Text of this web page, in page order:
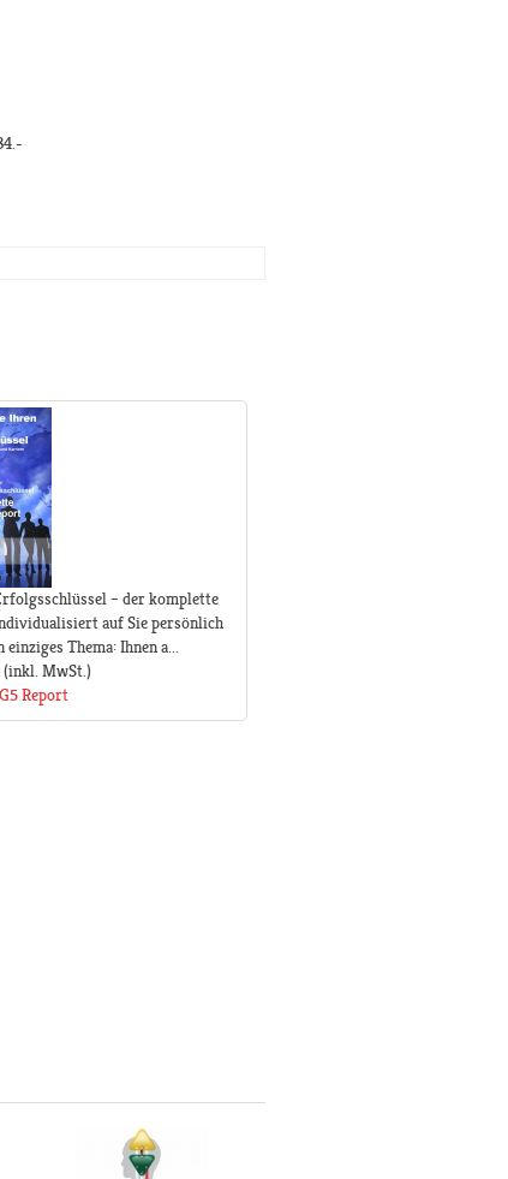
– der komplette
auf Sie persönlich
Thema: Ihnen a...
(inkl. MwSt.)
Report